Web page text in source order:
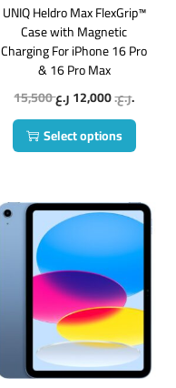
UNIQ Heldro Max FlexGrip™
Case with Magnetic
Charging For iPhone 16 Pro
& 16 Pro Max
15,500
ر.ع.12,000
ر.ع.
Select options